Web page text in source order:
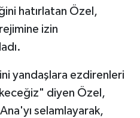
hatırlatan Özel,
izin
yandaşlara ezdirenleri
diyen Özel,
selamlayarak,